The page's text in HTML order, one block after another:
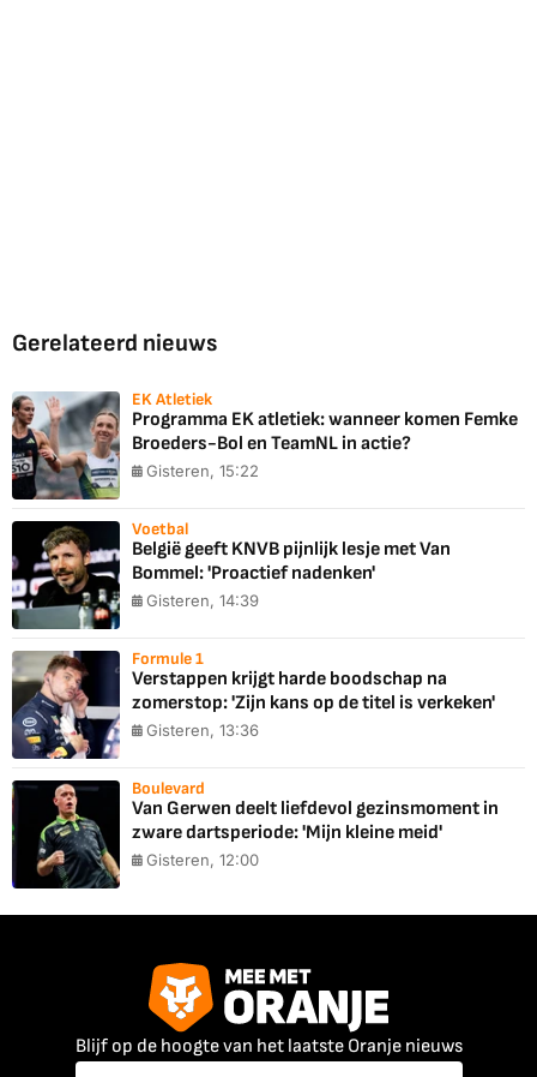
Gerelateerd nieuws
EK Atletiek
Programma EK atletiek: wanneer komen Femke
Broeders-Bol en TeamNL in actie?
Gisteren, 15:22
Voetbal
België geeft KNVB pijnlijk lesje met Van
Bommel: 'Proactief nadenken'
Gisteren, 14:39
Formule 1
Verstappen krijgt harde boodschap na
zomerstop: 'Zijn kans op de titel is verkeken'
Gisteren, 13:36
Boulevard
Van Gerwen deelt liefdevol gezinsmoment in
zware dartsperiode: 'Mijn kleine meid'
Gisteren, 12:00
Blijf op de hoogte van het laatste Oranje nieuws